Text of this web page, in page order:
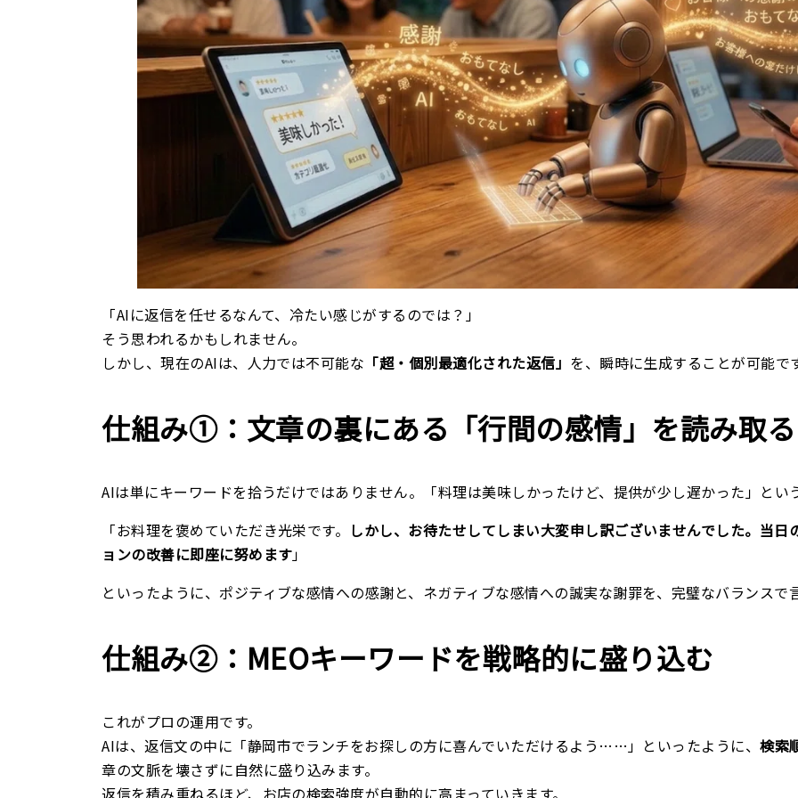
「AIに返信を任せるなんて、冷たい感じがするのでは？」
そう思われるかもしれません。
しかし、現在のAIは、人力では不可能な 「超・個別最適化された返信」 を、瞬時に生成することが可能で
仕組み①：文章の裏にある「行間の感情」を読み取る
AIは単にキーワードを拾うだけではありません。「料理は美味しかったけど、提供が少し遅かった」とい
「お料理を褒めていただき光栄です。 しかし、お待たせしてしまい大変申し訳ございませんでした。当
ョンの改善に即座に努めます」
といったように、ポジティブな感情への感謝と、ネガティブな感情への誠実な謝罪を、完璧なバランスで
仕組み②：MEOキーワードを戦略的に盛り込む
これがプロの運用です。
AIは、返信文の中に「静岡市でランチをお探しの方に喜んでいただけるよう……」といったように、検索
章の文脈を壊さずに自然に盛り込みます。
返信を積み重ねるほど、お店の検索強度が自動的に高まっていきます。